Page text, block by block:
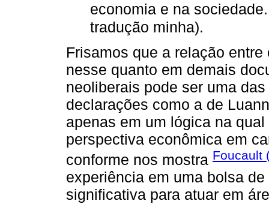
economia e na
tradução minha).
Frisamos que a relação
nesse quanto em demais
neoliberais pode ser uma
declarações como a de
apenas em um lógica na
perspectiva econômica em
conforme nos mostra Foucault
experiência em uma bolsa
significativa para atuar em